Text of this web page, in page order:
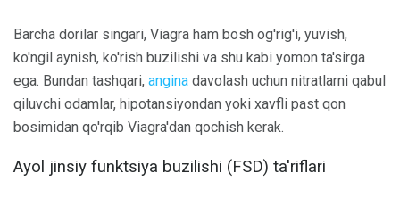
Barcha dorilar singari, Viagra ham bosh og'rig'i, yuvish,
ko'ngil aynish, ko'rish buzilishi va shu kabi yomon ta'sirga
ega. Bundan tashqari, angina davolash uchun nitratlarni qabul
qiluvchi odamlar, hipotansiyondan yoki xavfli past qon
bosimidan qo'rqib Viagra'dan qochish kerak.
Ayol jinsiy funktsiya buzilishi (FSD) ta'riflari